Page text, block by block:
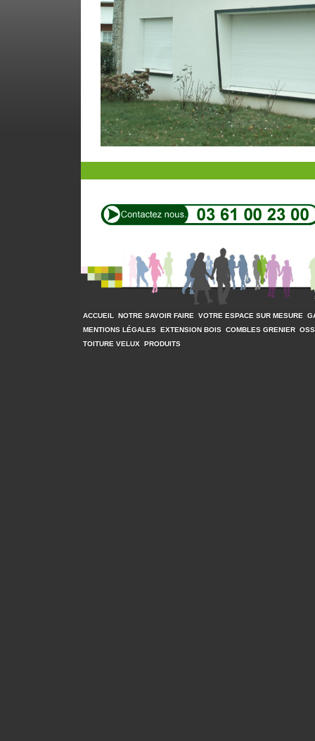
ACCUEIL NOTRE SAVOIR FAIRE VOTRE ESPACE SUR MESURE
MENTIONS LÉGALES EXTENSION BOIS COMBLES GRENIER
TOITURE VELUX PRODUITS